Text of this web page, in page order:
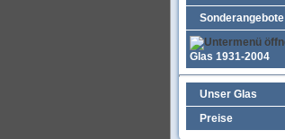
Sonderangebote
Glas 1931-2004
Unser Glas
Preise